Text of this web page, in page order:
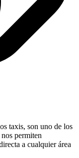
taxis, son uno de los
permiten
a cualquier área